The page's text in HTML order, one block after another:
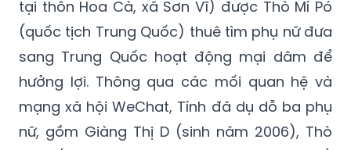
Thông tin sơ bộ từ đơn vị chức năng, khoảng
tháng 2/2024, Vừ Mí Tính (sinh năm 1997, trú
tại thôn Hoa Cà, xã Sơn Vĩ) được Thò Mí Pó
(quốc tịch Trung Quốc) thuê tìm phụ nữ đưa
sang Trung Quốc hoạt động mại dâm để
hưởng lợi. Thông qua các mối quan hệ và